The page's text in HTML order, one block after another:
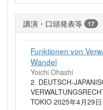
講演・口頭発表等 17
Funktionen von
Wandel
Yoichi Ohashi
2. DEUTSCH-
TOKIO 2025年4月29日